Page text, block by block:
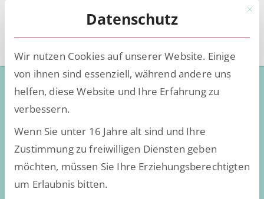
Unser Dank an Sie – Eine
Spendenaktion, die dort
ankommt, wo sie am
dringendsten benötigt wird
Mit
Datenschutz
Wir nutzen Cookies auf unserer Website. Einige
von ihnen sind essenziell, während andere uns
helfen, diese Website und Ihre Erfahrung zu
verbessern.
Wenn Sie unter 16 Jahre alt sind und Ihre
Zustimmung zu freiwilligen Diensten geben
möchten, müssen Sie Ihre Erziehungsberechtigten
um Erlaubnis bitten.